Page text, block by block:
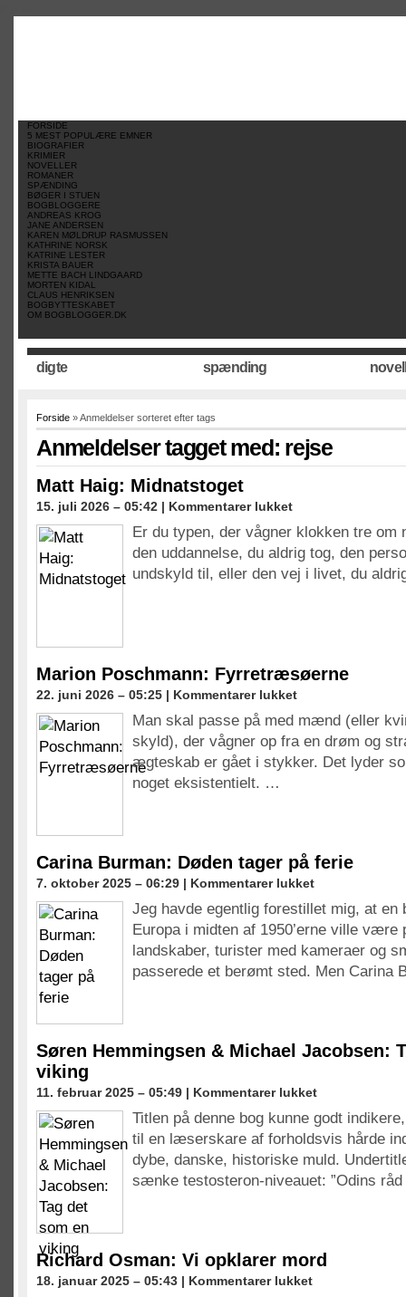
FORSIDE
5 MEST POPULÆRE EMNER
BIOGRAFIER
KRIMIER
NOVELLER
ROMANER
SPÆNDING
BØGER I STUEN
BOGBLOGGERE
ANDREAS KROG
JANE ANDERSEN
KAREN MØLDRUP RASMUSSEN
KATHRINE NORSK
KATRINE LESTER
KRISTA BAUER
METTE BACH LINDGAARD
MORTEN KIDAL
CLAUS HENRIKSEN
BOGBYTTESKABET
OM BOGBLOGGER.DK
digte spænding
Forside » Anmeldelser sorteret efter tags
Anmeldelser tagget med: rejse
Matt Haig: Midnatstoget
15. juli 2026 – 05:42 | Kommentarer lukkettil
Haig:
Midnatstoget
Er du typen, der vågner klokken tre om
den uddannelse, du aldrig tog, den
undskyld til, eller den vej i livet, du
Marion Poschmann: Fyrretræsøerne
22. juni 2026 – 05:25 | Kommentarer lukkettil
Poschmann:
Fyrretræsøerne
Man skal passe på med mænd (eller
skyld), der vågner op fra en drøm og
ægteskab er gået i stykker. Det lyder
noget eksistentielt. …
Carina Burman: Døden tager på ferie
7. oktober 2025 – 06:29 | Kommentarer lukkettil
Burman:
Døden
ferie
Jeg havde egentlig forestillet mig, at en
Europa i midten af 1950’erne ville
landskaber, turister med kameraer og
passerede et berømt sted. Men Carina
Søren Hemmingsen & Michael Jacobsen:
viking
11. februar 2025 – 05:49 | Kommentarer lukkettil
Hemmingsen
&
Michael
Tag
viking
Titlen på denne bog kunne godt
til en læserskare af forholdsvis hårde
dybe, danske, historiske muld.
sænke testosteron-niveauet: ”Odins
Richard Osman: Vi opklarer mord
18. januar 2025 – 05:43 | Kommentarer lukkettil